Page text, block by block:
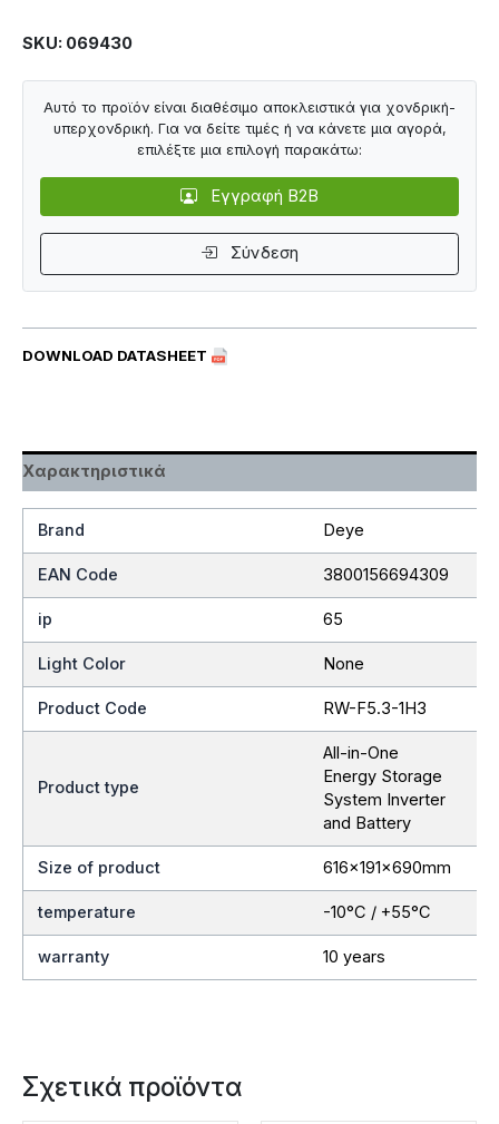
SKU: 069430
DOWNLOAD DATASHEET
Αυτό το προϊόν είναι διαθέσιμο αποκλειστικά για χονδρική-
υπερχονδρική. Για να δείτε τιμές ή να κάνετε μια αγορά,
επιλέξτε μια επιλογή παρακάτω:
Εγγραφή B2B
Σύνδεση
Χαρακτηριστικά
Brand Deye
EAN Code 3800156694309
ip 65
Light Color None
Product Code RW-F5.3-1H3
Product type
All-in-One
Energy Storage
System Inverter
and Battery
Size of product 616x191x690mm
temperature -10°C / +55°C
warranty 10 years
Σχετικά προϊόντα